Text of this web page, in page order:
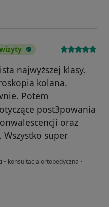
najwyższej klasy.
kolana.
Potem
post3powania
oraz
super
• konsultacja ortopedyczna •